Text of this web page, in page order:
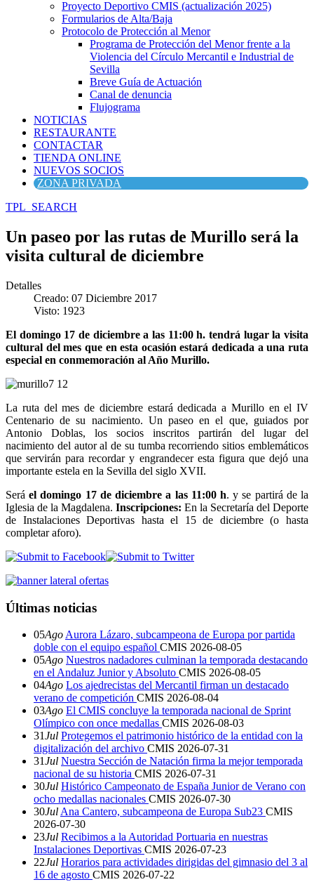
Proyecto Deportivo CMIS (actualización 2025)
Formularios de Alta/Baja
Protocolo de Protección al Menor
Programa de Protección del Menor frente a la
Violencia del Círculo Mercantil e Industrial de
Sevilla
Breve Guía de Actuación
Canal de denuncia
Flujograma
NOTICIAS
RESTAURANTE
CONTACTAR
TIENDA ONLINE
NUEVOS SOCIOS
ZONA PRIVADA
TPL_SEARCH
Un paseo por las rutas de Murillo será la
visita cultural de diciembre
Detalles
Creado: 07 Diciembre 2017
Visto: 1923
El domingo 17 de diciembre a las 11:00 h. tendrá lugar la visita
cultural del mes que en esta ocasión estará dedicada a una ruta
especial en conmemoración al Año Murillo.
La ruta del mes de diciembre estará dedicada a Murillo en el IV
Centenario de su nacimiento. Un paseo en el que, guiados por
Antonio Doblas, los socios inscritos partirán del lugar del
nacimiento del autor al de su tumba recorriendo sitios emblemáticos
que servirán para recordar y engrandecer esta figura que dejó una
importante estela en la Sevilla del siglo XVII.
Seráel domingo 17 de diciembre a las 11:00 h. y se partirá de la
Iglesia de la Magdalena. Inscripciones: En la Secretaría del Deporte
de Instalaciones Deportivas hasta el 15 de diciembre (o hasta
completar aforo).
Últimas noticias
05Ago Aurora Lázaro, subcampeona de Europa por partida
doble con el equipo español CMIS 2026-08-05
05Ago Nuestros nadadores culminan la temporada destacando
en el Andaluz Junior y Absoluto CMIS 2026-08-05
04Ago Los ajedrecistas del Mercantil firman un destacado
verano de competición CMIS 2026-08-04
03Ago El CMIS concluye la temporada nacional de Sprint
Olímpico con once medallas CMIS 2026-08-03
31Jul Protegemos el patrimonio histórico de la entidad con la
digitalización del archivo CMIS 2026-07-31
31Jul Nuestra Sección de Natación firma la mejor temporada
nacional de su historia CMIS 2026-07-31
30Jul Histórico Campeonato de España Junior de Verano con
ocho medallas nacionales CMIS 2026-07-30
30Jul Ana Cantero, subcampeona de Europa Sub23 CMIS
2026-07-30
23Jul Recibimos a la Autoridad Portuaria en nuestras
Instalaciones Deportivas CMIS 2026-07-23
22Jul Horarios para actividades dirigidas del gimnasio del 3 al
16 de agosto CMIS 2026-07-22